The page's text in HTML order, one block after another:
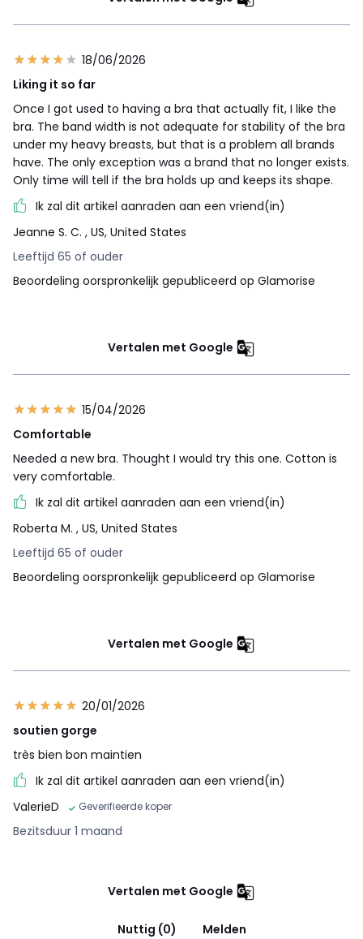
18/06/2026
Liking it so far
Once I got used to having a bra that actually fit, I like the
bra. The band width is not adequate for stability of the bra
under my heavy breasts, but that is a problem all brands
have. The only exception was a brand that no longer exists.
Only time will tell if the bra holds up and keeps its shape.
Ik zal dit artikel aanraden aan een vriend(in)
Jeanne S. C. , US, United States
Leeftijd 65 of ouder
Beoordeling oorspronkelijk gepubliceerd op Glamorise
Vertalen met Google
15/04/2026
Comfortable
Needed a new bra. Thought I would try this one. Cotton is
very comfortable.
Ik zal dit artikel aanraden aan een vriend(in)
Roberta M. , US, United States
Leeftijd 65 of ouder
Beoordeling oorspronkelijk gepubliceerd op Glamorise
Vertalen met Google
20/01/2026
soutien gorge
très bien bon maintien
Ik zal dit artikel aanraden aan een vriend(in)
ValerieD
Geverifieerde koper
Bezitsduur 1 maand
Vertalen met Google
Nuttig (0)
Melden